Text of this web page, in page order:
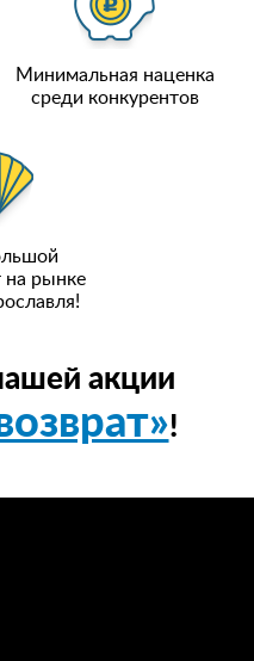
Минимальная наценка
среди конкурентов
на рынке
акции
!